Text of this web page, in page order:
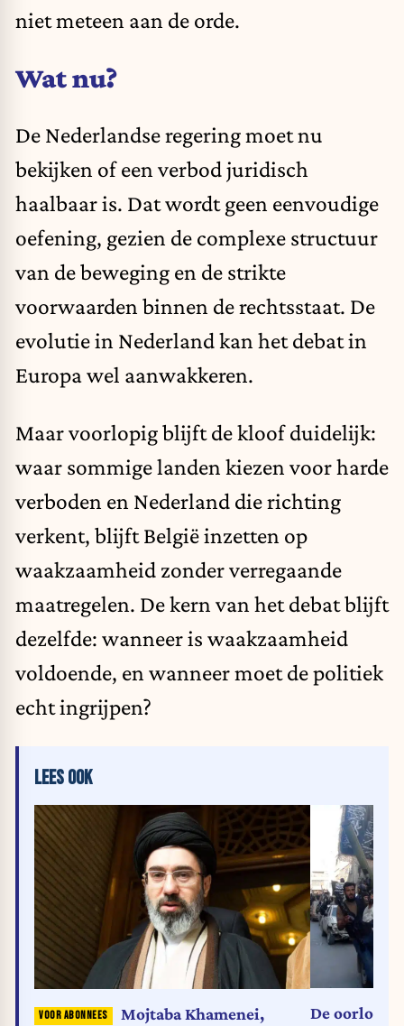
niet meteen aan de orde.
Wat nu?
De Nederlandse regering moet nu
bekijken of een verbod juridisch
haalbaar is. Dat wordt geen eenvoudige
oefening, gezien de complexe structuur
van de beweging en de strikte
voorwaarden binnen de rechtsstaat. De
evolutie in Nederland kan het debat in
Europa wel aanwakkeren.
Maar voorlopig blijft de kloof duidelijk:
waar sommige landen kiezen voor harde
verboden en Nederland die richting
verkent, blijft België inzetten op
waakzaamheid zonder verregaande
maatregelen. De kern van het debat blijft
dezelfde: wanneer is waakzaamheid
voldoende, en wanneer moet de politiek
echt ingrijpen?
LEES OOK
Mojtaba Khamenei, De oorlog